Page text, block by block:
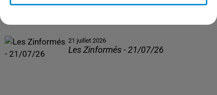
21 juillet 2026
Les Zinformés - 21/07/26